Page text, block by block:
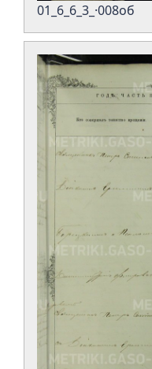
01_6_6_3_·008об